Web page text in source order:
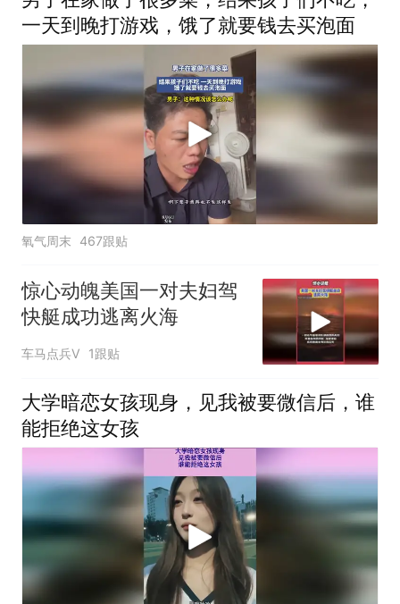
一天到晚打游戏，饿了就要钱去买泡面
氧气周末 467跟贴
惊心动魄美国一对夫妇驾
快艇成功逃离火海
车马点兵V 1跟贴
大学暗恋女孩现身，见我被要微信后，谁
能拒绝这女孩